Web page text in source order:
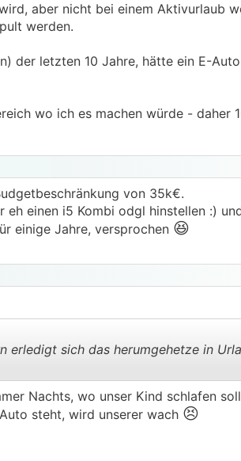
aber nicht bei einem Aktivurlaub
werden.
der letzten 10 Jahre, hätte ein E-
wo ich es machen würde - daher
von 35k€.
einen i5 Kombi odgl hinstellen :)
einige Jahre, versprochen 😆
..
erledigt sich das herumgehetze in
Nachts, wo unser Kind schlafen
steht, wird unserer wach 😣